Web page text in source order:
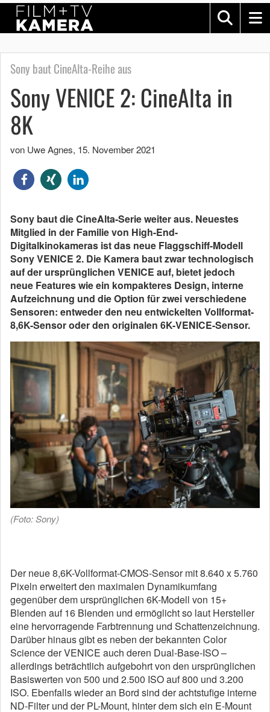
Sony baut CineAlta-Reihe aus
Sony VENICE 2: CineAlta in
8K
von Uwe Agnes, 15. November 2021
Sony baut die CineAlta-Serie weiter aus. Neuestes
Mitglied in der Familie von High-End-
Digitalkinokameras ist das neue Flaggschiff-Modell
Sony VENICE 2. Die Kamera baut zwar technologisch
auf der ursprünglichen VENICE auf, bietet jedoch
neue Features wie ein kompakteres Design, interne
Aufzeichnung und die Option für zwei verschiedene
Sensoren: entweder den neu entwickelten Vollformat-
8,6K-Sensor oder den originalen 6K-VENICE-Sensor.
(Foto: Sony)
Der neue 8,6K-Vollformat-CMOS-Sensor mit 8.640 x 5.760
Pixeln erweitert den maximalen Dynamikumfang
gegenüber dem ursprünglichen 6K-Modell von 15+
Blenden auf 16 Blenden und ermöglicht so laut Hersteller
eine hervorragende Farbtrennung und Schattenzeichnung.
Darüber hinaus gibt es neben der bekannten Color
Science der VENICE auch deren Dual-Base-ISO –
allerdings beträchtlich aufgebohrt von den ursprünglichen
Basiswerten von 500 und 2.500 ISO auf 800 und 3.200
ISO. Ebenfalls wieder an Bord sind der achtstufige interne
ND-Filter und der PL-Mount, hinter dem sich ein E-Mount